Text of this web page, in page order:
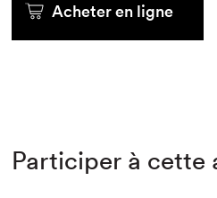
Acheter en ligne
Participer à cette